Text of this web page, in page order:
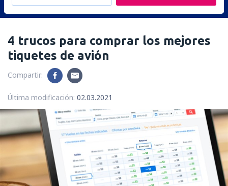
4 trucos para comprar los mejores
tiquetes de avión
Compartir:
Última modificación: 02.03.2021